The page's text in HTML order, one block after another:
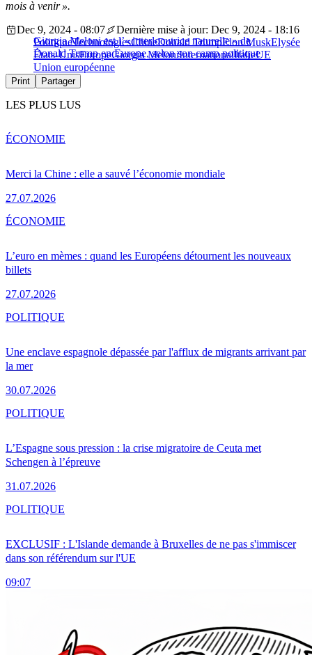
mois à venir ».
Giorgia Meloni est l’« interlocutrice naturelle » de
Donald Trump en Europe, selon son camp politique
Dec 9, 2024 - 08:07
Dernière mise à jour: Dec 9, 2024 - 18:16
PolitiqueTechnologiesChineDonald TrumpElon MuskElysée
États-UnisEuropeGiorgia MeloniInternationalItalieUE
Union européenne
Print Partager
LES PLUS LUS
Merci la Chine : elle a sauvé l’économie mondiale
27.07.2026
ÉCONOMIE
L’euro en mèmes : quand les Européens détournent les nouveaux
billets
27.07.2026
ÉCONOMIE
Une enclave espagnole dépassée par l'afflux de migrants arrivant par
la mer
30.07.2026
POLITIQUE
L’Espagne sous pression : la crise migratoire de Ceuta met
Schengen à l’épreuve
31.07.2026
POLITIQUE
EXCLUSIF : L'Islande demande à Bruxelles de ne pas s'immiscer
dans son référendum sur l'UE
09:07
POLITIQUE